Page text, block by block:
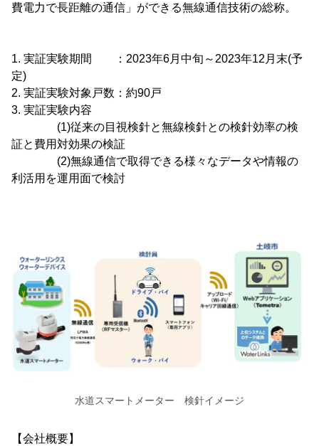
費電力で長距離の通信」ができる無線通信技術の総称。
1. 実証実験期間 ：2023年6月中旬～2023年12月末(予
定)
2. 実証実験対象戸数：約90戸
3. 実証実験内容
(1)従来の目視検針と無線検針との検針効率の検
証と費用対効果の検証
(2)無線通信で取得できる様々なデータや情報の
利活用を運用面で検討
水道スマートメーター 検針イメージ
【会社概要】